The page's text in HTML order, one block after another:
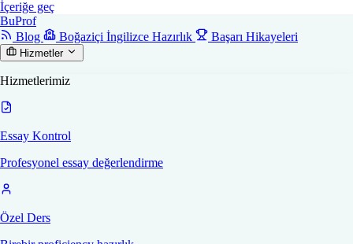
İçeriğe geç
BuProf
Blog
Boğaziçi İngilizce Hazırlık Başarı Hikayeleri
Hizmetler
Hizmetlerimiz
Essay Kontrol
Profesyonel essay değerlendirme
Özel Ders